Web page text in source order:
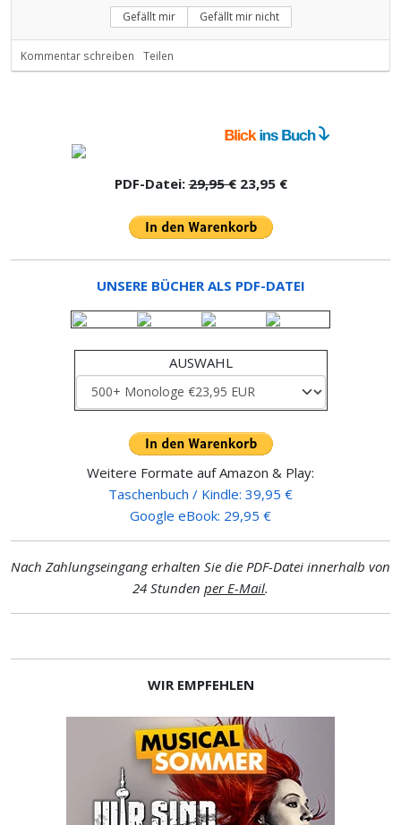
Gefällt mir Gefällt mir nicht
Kommentar schreiben Teilen
PDF-Datei:29,95 €23,95 €
UNSERE BÜCHER ALS PDF-DATEI
AUSWAHL
Weitere Formate auf Amazon & Play:
Taschenbuch / Kindle: 39,95 €
Google eBook: 29,95 €
Nach Zahlungseingang erhalten Sie die PDF-Datei innerhalb von
24 Stunden per E-Mail.
WIR EMPFEHLEN